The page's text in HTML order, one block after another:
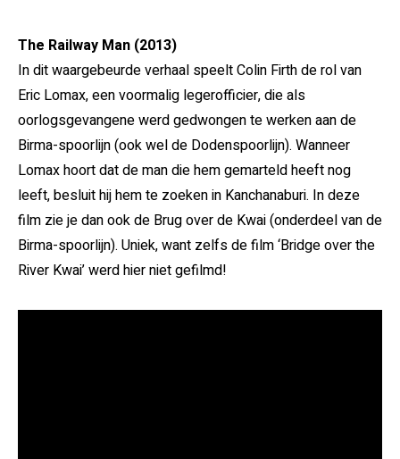
The Railway Man (2013)
In dit waargebeurde verhaal speelt Colin Firth de rol van
Eric Lomax, een voormalig legerofficier, die als
oorlogsgevangene werd gedwongen te werken aan de
Birma-spoorlijn (ook wel de Dodenspoorlijn). Wanneer
Lomax hoort dat de man die hem gemarteld heeft nog
leeft, besluit hij hem te zoeken in Kanchanaburi. In deze
film zie je dan ook de Brug over de Kwai (onderdeel van de
Birma-spoorlijn). Uniek, want zelfs de film ‘Bridge over the
River Kwai’ werd hier niet gefilmd!